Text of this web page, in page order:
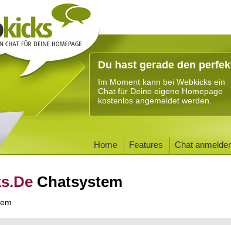
Du hast gerade den
Im Moment kann bei Webkicks ein
Chat für Deine eigene Homepage
kostenlos angemeldet werden.
Home Features Chat
Chatsystem